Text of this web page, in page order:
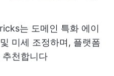
는 도메인 특화 에이
미세 조정하며, 플랫폼
천합니다